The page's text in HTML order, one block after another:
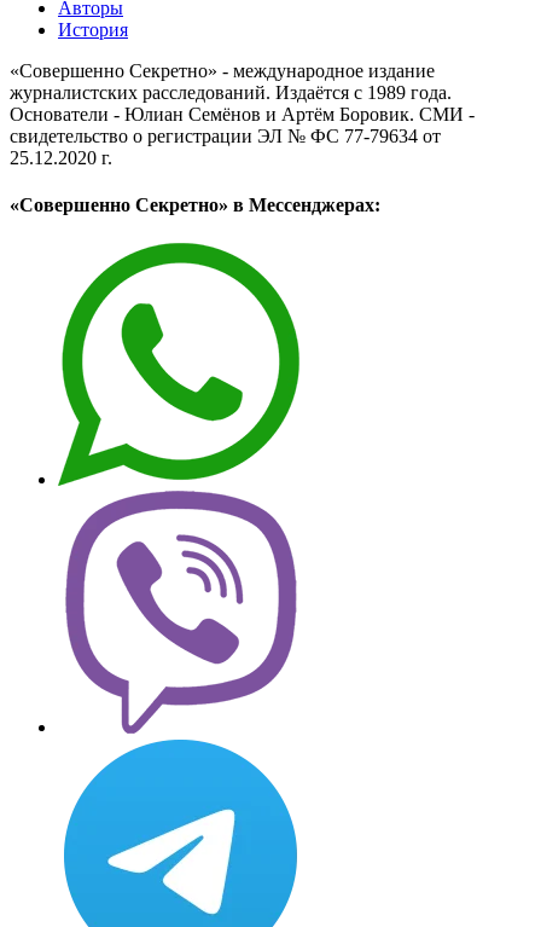
Авторы
История
«Совершенно Секретно» - международное издание
журналистских расследований. Издаётся с 1989 года.
Основатели - Юлиан Семёнов и Артём Боровик. CМИ -
свидетельство о регистрации ЭЛ № ФС 77-79634 от
25.12.2020 г.
«Совершенно Секретно» в Мессенджерах: